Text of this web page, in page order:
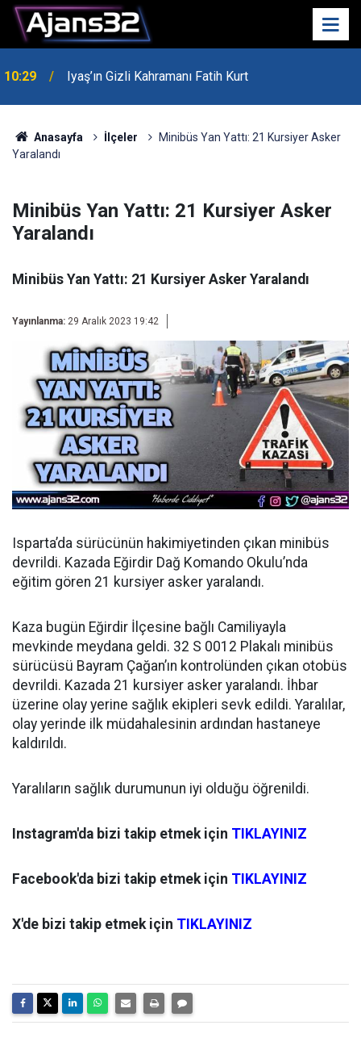
10:29 Iyaş’ın Gizli Kahramanı Fatih Kurt
00:52 Isparta'da Asker Eğlencesinde Kavga Çıktı
Anasayfa İlçeler
Minibüs Yan Yattı: 21 Kursiyer Asker
Yaralandı
Minibüs Yan Yattı: 21 Kursiyer Asker
Yaralandı
Minibüs Yan Yattı: 21 Kursiyer Asker Yaralandı
Yayınlanma: 29 Aralık 2023 19:42
Isparta’da sürücünün hakimiyetinden çıkan minibüs
devrildi. Kazada Eğirdir Dağ Komando Okulu’nda
eğitim gören 21 kursiyer asker yaralandı.
Kaza bugün Eğirdir İlçesine bağlı Camiliyayla
mevkinde meydana geldi. 32 S 0012 Plakalı minibüs
sürücüsü Bayram Çağan’ın kontrolünden çıkan otobüs
devrildi. Kazada 21 kursiyer asker yaralandı. İhbar
üzerine olay yerine sağlık ekipleri sevk edildi. Yaralılar,
olay yerinde ilk müdahalesinin ardından hastaneye
kaldırıldı.
Yaralıların sağlık durumunun iyi olduğu öğrenildi.
Instagram'da bizi takip etmek için TIKLAYINIZ
Facebook'da bizi takip etmek için TIKLAYINIZ
X'de bizi takip etmek için TIKLAYINIZ